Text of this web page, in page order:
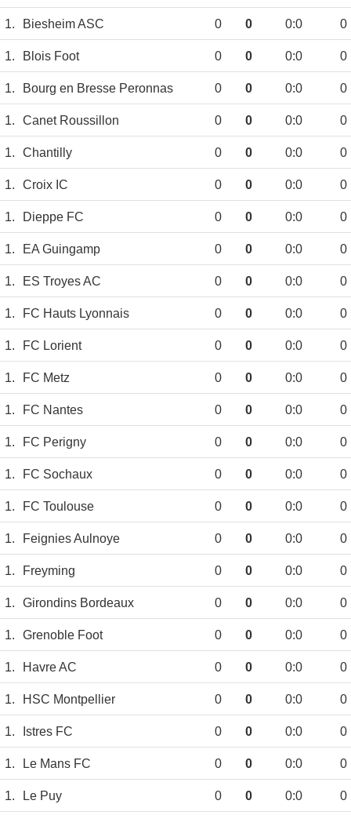
1. Biesheim ASC 0 0 0:0 0
1. Blois Foot 0 0 0:0 0
1. Bourg en Bresse Peronnas 0 0 0:0 0
1. Canet Roussillon 0 0 0:0 0
1. Chantilly 0 0 0:0 0
1. Croix IC 0 0 0:0 0
1. Dieppe FC 0 0 0:0 0
1. EA Guingamp 0 0 0:0 0
1. ES Troyes AC 0 0 0:0 0
1. FC Hauts Lyonnais 0 0 0:0 0
1. FC Lorient 0 0 0:0 0
1. FC Metz 0 0 0:0 0
1. FC Nantes 0 0 0:0 0
1. FC Perigny 0 0 0:0 0
1. FC Sochaux 0 0 0:0 0
1. FC Toulouse 0 0 0:0 0
1. Feignies Aulnoye 0 0 0:0 0
1. Freyming 0 0 0:0 0
1. Girondins Bordeaux 0 0 0:0 0
1. Grenoble Foot 0 0 0:0 0
1. Havre AC 0 0 0:0 0
1. HSC Montpellier 0 0 0:0 0
1. Istres FC 0 0 0:0 0
1. Le Mans FC 0 0 0:0 0
1. Le Puy 0 0 0:0 0